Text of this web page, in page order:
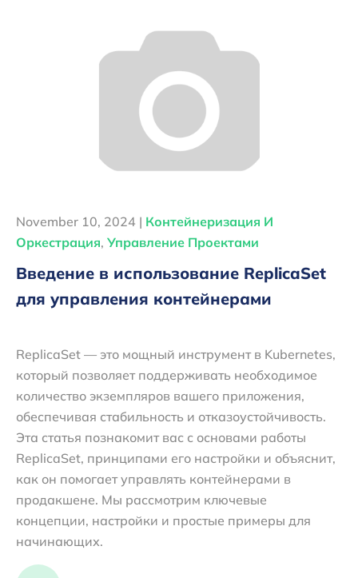
November 10, 2024 | Контейнеризация И
Оркестрация, Управление Проектами
Введение в использование ReplicaSet
для управления контейнерами
ReplicaSet — это мощный инструмент в Kubernetes,
который позволяет поддерживать необходимое
количество экземпляров вашего приложения,
обеспечивая стабильность и отказоустойчивость.
Эта статья познакомит вас с основами работы
ReplicaSet, принципами его настройки и объяснит,
как он помогает управлять контейнерами в
продакшене. Мы рассмотрим ключевые
концепции, настройки и простые примеры для
начинающих.